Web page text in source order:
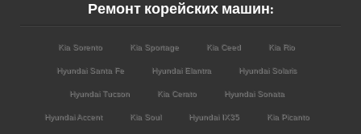
Ремонт корейских машин:
Kia Sorento Kia Sportage Kia Ceed Kia Rio
Hyundai Santa Fe Hyundai Elantra Hyundai Solaris
Hyundai Tucson Kia Cerato Hyundai Sonata
Hyundai Accent Kia Soul Hyundai IX35 Kia Picanto